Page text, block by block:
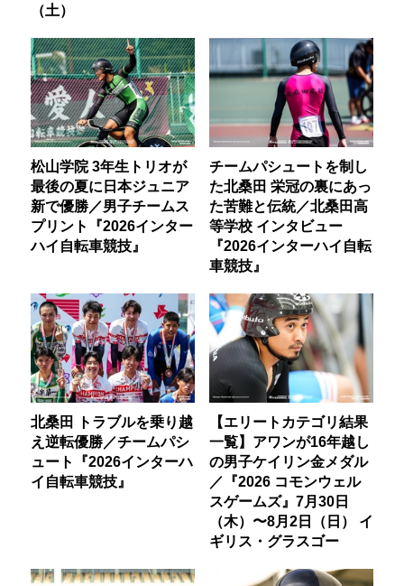
（土）
松山学院 3年生トリオが
最後の夏に日本ジュニア
新で優勝／男子チームス
プリント『2026インター
ハイ自転車競技』
チームパシュートを制し
た北桑田 栄冠の裏にあっ
た苦難と伝統／北桑田高
等学校 インタビュー
『2026インターハイ自転
車競技』
北桑田 トラブルを乗り越
え逆転優勝／チームパシ
ュート『2026インターハ
イ自転車競技』
【エリートカテゴリ結果
一覧】アワンが16年越し
の男子ケイリン金メダル
／『2026 コモンウェル
スゲームズ』7月30日
（木）〜8月2日（日） イ
ギリス・グラスゴー